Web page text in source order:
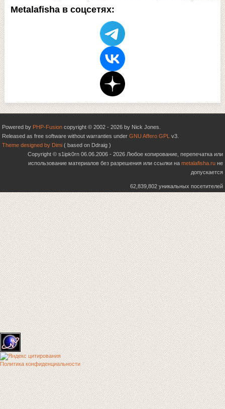
Metalafisha в соцсетях:
Powered by PHP-Fusion copyright © 2002 - 2026 by Nick Jones.
Released as free software without warranties under GNU Affero GPL v3.
Theme designed by Dimi ( based on Ddraig )
Copyright © s1ipk0rn 06.06.2006 - 2026 Любое копирование, перепечатка или
использование материалов без разрешения или ссылки на metalafisha.ru не
допускается
62,839,802 уникальных посетителей
Политика конфиденциальности